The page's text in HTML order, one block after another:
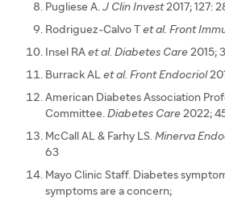
Pugliese A. J Clin Invest2017; 127:
Rodriguez-Calvo T et al. Front
Insel RA et al. Diabetes Care 2015;
Burrack AL et al. Front Endocriol
American Diabetes Association
Committee. Diabetes Care 2022;
McCall AL & Farhy LS . Minerva
63
Mayo Clinic Staff. Diabetes
symptoms are a concern;